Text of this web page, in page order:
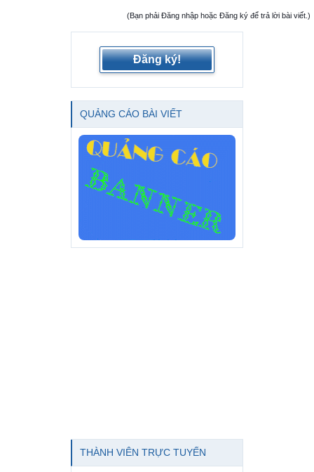
(Bạn phải Đăng nhập hoặc Đăng ký để trả lời bài viết.)
Đăng ký!
QUẢNG CÁO BÀI VIẾT
THÀNH VIÊN TRỰC TUYẾN